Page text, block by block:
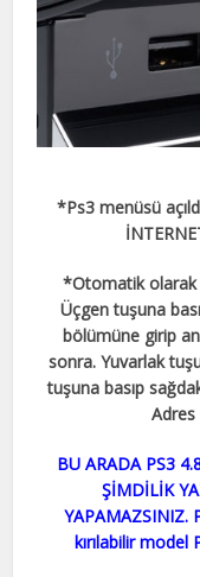
*Ps3 menüsü
*Otomatik olarak
Üçgen tuşuna
bölümüne girip
sonra. Yuvarlak
tuşuna basıp
Adres
BU ARADA PS3
ŞİMDİLİK
YAPAMAZSINIZ.
kırılabilir model